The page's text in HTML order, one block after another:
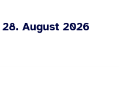
August 2026